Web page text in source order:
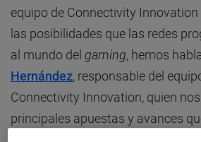
equipo de Connectivity
las posibilidades que las redes
al mundo del gaming, hemos
Hernández, responsable del
Connectivity Innovation, quien
principales apuestas y avances